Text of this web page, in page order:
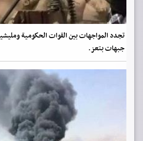
تجدد المواجهات بين القوات الحكومية
جبهات بتعز.